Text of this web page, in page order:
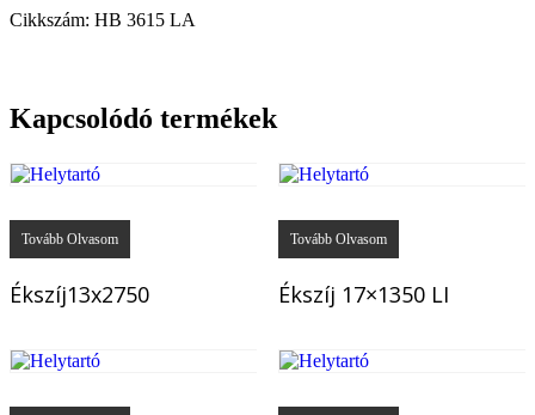
Cikkszám: HB 3615 LA
Kapcsolódó termékek
Tovább Olvasom
Ékszíj13x2750
Tovább Olvasom
Ékszíj 17×1350 LI